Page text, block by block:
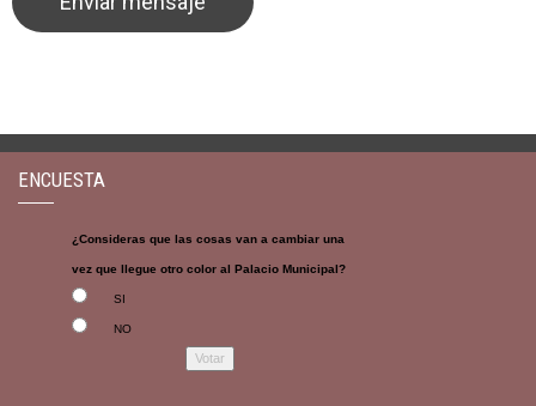
ENCUESTA
¿Consideras que las cosas van a cambiar una
vez que llegue otro color al Palacio Municipal?
SI
NO